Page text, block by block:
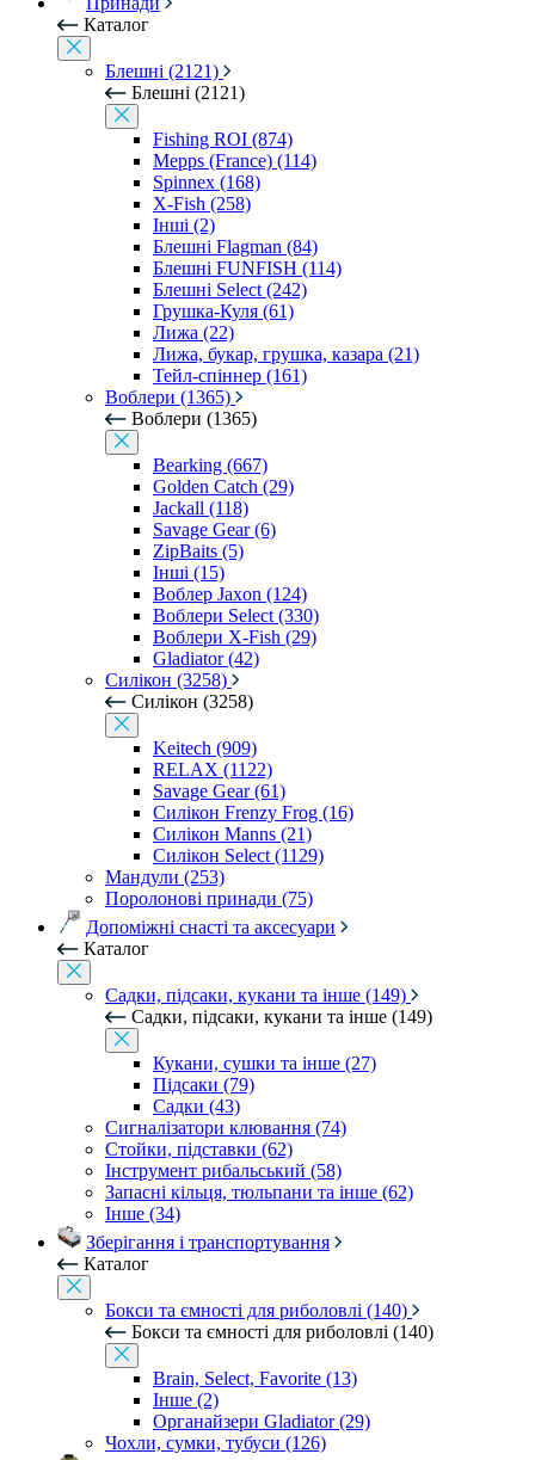
Каталог
Блешні (2121)
Блешні (2121)
Fishing ROI (874)
Mepps (France) (114)
Spinnex (168)
X-Fish (258)
Інші (2)
Блешні Flagman (84)
Блешні FUNFISH (114)
Блешні Select (242)
Грушка-Куля (61)
Лижа (22)
Лижа, букар, грушка, казара (21)
Тейл-спіннер (161)
Воблери (1365)
Воблери (1365)
Bearking (667)
Golden Catch (29)
Jackall (118)
Savage Gear (6)
ZipBaits (5)
Інші (15)
Воблер Jaxon (124)
Воблери Select (330)
Воблери X-Fish (29)
Gladiator (42)
Силікон (3258)
Силікон (3258)
Keitech (909)
RELAX (1122)
Savage Gear (61)
Силікон Frenzy Frog (16)
Силікон Manns (21)
Силікон Select (1129)
Мандули (253)
Поролонові принади (75)
Допоміжні снасті та аксесуари
Каталог
Садки, підсаки, кукани та інше (149)
Садки, підсаки, кукани та інше (149)
Кукани, сушки та інше (27)
Підсаки (79)
Садки (43)
Сигналізатори клювання (74)
Стойки, підставки (62)
Інструмент рибальський (58)
Запасні кільця, тюльпани та інше (62)
Інше (34)
Зберігання і транспортування
Каталог
Бокси та ємності для риболовлі (140)
Бокси та ємності для риболовлі (140)
Brain, Select, Favorite (13)
Інше (2)
Органайзери Gladiator (29)
Чохли, сумки, тубуси (126)